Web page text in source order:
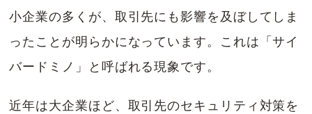
小企業の多くが、取引先にも影響を及ぼしてしま
ったことが明らかになっています。これは「サイ
バードミノ」と呼ばれる現象です。
近年は大企業ほど、取引先のセキュリティ対策を